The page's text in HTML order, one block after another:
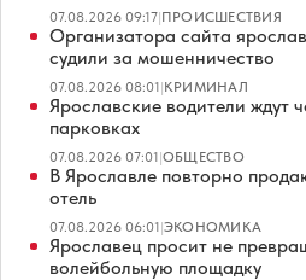
07.08.2026 09:17|ПРОИСШЕСТВИЯ
Организатора сайта
судили за мошенничество
07.08.2026 08:01|КРИМИНАЛ
Ярославские водители ждут
парковках
07.08.2026 07:01|ОБЩЕСТВО
В Ярославле повторно
отель
07.08.2026 06:01|ЭКОНОМИКА
Ярославец просит не
волейбольную площадку